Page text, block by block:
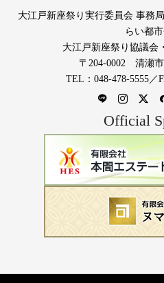
大江戸新座祭り実行委員会 事
らい都
大江戸新座祭り協議会
〒204-0002 清瀬
TEL：048-478-5555／
Official